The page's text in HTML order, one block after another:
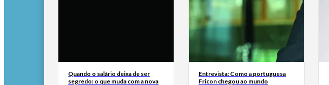
Quando o salário deixa de ser
segredo: o que muda com a nova
Entrevista: Como a portuguesa
Fricon chegou ao mundo